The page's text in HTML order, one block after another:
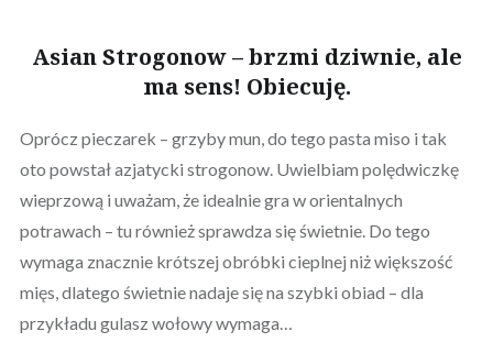
Asian Strogonow – brzmi dziwnie, ale
ma sens! Obiecuję.
Oprócz pieczarek – grzyby mun, do tego pasta miso i tak
oto powstał azjatycki strogonow. Uwielbiam polędwiczkę
wieprzową i uważam, że idealnie gra w orientalnych
potrawach – tu również sprawdza się świetnie. Do tego
wymaga znacznie krótszej obróbki cieplnej niż większość
mięs, dlatego świetnie nadaje się na szybki obiad – dla
przykładu gulasz wołowy wymaga…